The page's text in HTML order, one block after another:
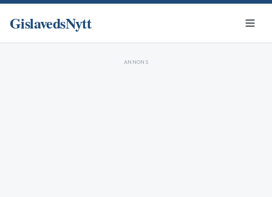
GislavedsNytt
ANNONS